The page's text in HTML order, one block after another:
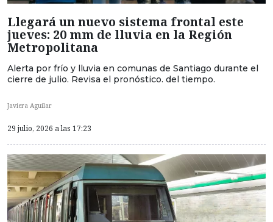
Llegará un nuevo sistema frontal este
jueves: 20 mm de lluvia en la Región
Metropolitana
Alerta por frío y lluvia en comunas de Santiago durante el
cierre de julio. Revisa el pronóstico. del tiempo.
Javiera Aguilar
29 julio, 2026 a las 17:23